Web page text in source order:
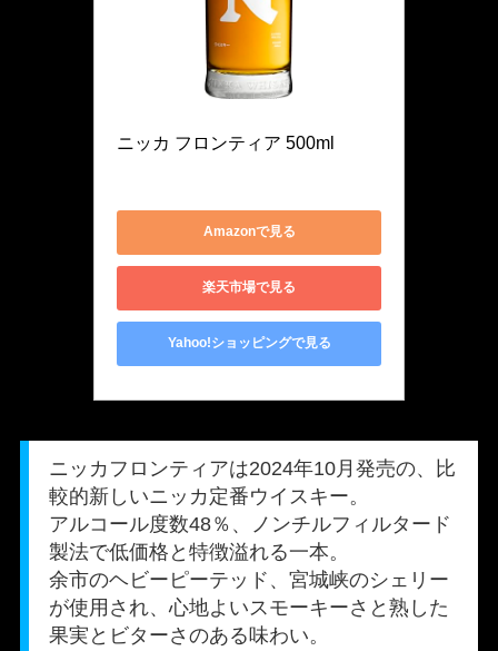
ニッカ フロンティア 500ml
Amazonで見る
楽天市場で見る
Yahoo!ショッピングで見る
ニッカフロンティアは2024年10月発売の、比
較的新しいニッカ定番ウイスキー。
アルコール度数48％、ノンチルフィルタード
製法で低価格と特徴溢れる一本。
余市のヘビーピーテッド、宮城峡のシェリー
が使用され、心地よいスモーキーさと熟した
果実とビターさのある味わい。